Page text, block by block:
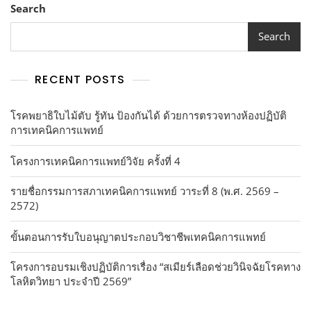
Search
Search
RECENT POSTS
โรคพยาธิใบไม้ตับ รู้ทัน ป้องกันได้ ด้วยการตรวจทางห้องปฏิบัติ
การเทคนิคการแพทย์
โครงการเทคนิคการแพทย์วิจัย ครั้งที่ 4
รายชื่อกรรมการสภาเทคนิคการแพทย์ วาระที่ 8 (พ.ศ. 2569 –
2572)
ขั้นตอนการรับใบอนุญาตประกอบวิชาชีพเทคนิคการแพทย์
โครงการอบรมเชิงปฏิบัติการเรื่อง “สเมียร์เลือดช่วยวินิจฉัยโรคทาง
โลหิตวิทยา ประจำปี 2569”